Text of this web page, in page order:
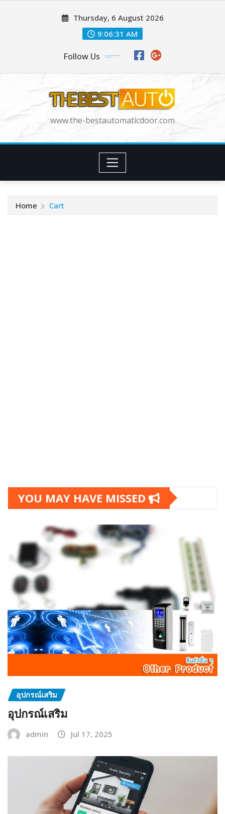
Thursday, 6 August 2026
9:06:31 AM
Follow Us
www.the-bestautomaticdoor.com
Home Cart
YOU MAY HAVE MISSED
อุปกรณ์เสริม
อุปกรณ์เสริม
admin Jul 17, 2025